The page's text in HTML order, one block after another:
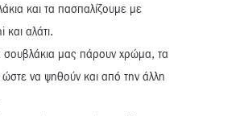
και τα πασπαλίζουμε με
και αλάτι.
σουβλάκια μας πάρουν χρώμα, τα
να ψηθούν και από την άλλη